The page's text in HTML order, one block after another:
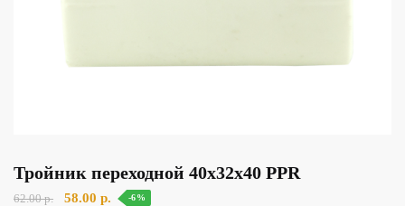
Тройник переходной 40х32х40 PPR
62.00р.
Первоначальная
58.00 р. Текущая
-6%